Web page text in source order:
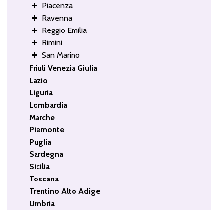
Piacenza
Ravenna
Reggio Emilia
Rimini
San Marino
Friuli Venezia Giulia
Lazio
Liguria
Lombardia
Marche
Piemonte
Puglia
Sardegna
Sicilia
Toscana
Trentino Alto Adige
Umbria